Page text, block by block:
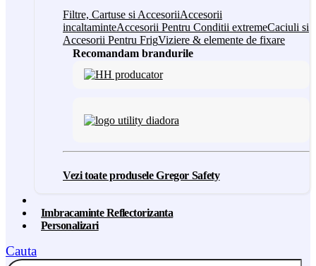
Filtre, Cartuse si AccesoriiAccesorii
incaltaminteAccesorii Pentru Conditii extremeCaciuli si
Accesorii Pentru FrigViziere & elemente de fixare
Recomandam brandurile
Vezi toate produsele Gregor Safety
Imbracaminte Reflectorizanta
Personalizari
Cauta